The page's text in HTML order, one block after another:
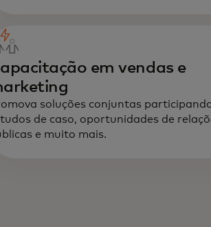
em vendas e
soluções conjuntas
de caso, oportunidades de
e muito mais.